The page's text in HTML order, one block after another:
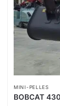
MINI-PELLES
BOBCAT